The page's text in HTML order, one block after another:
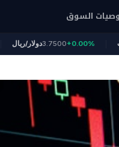
السوق
دولار/ريال3.7500+0.00%